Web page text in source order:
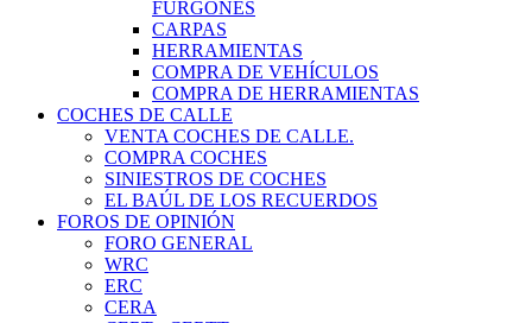
FURGONES
CARPAS
HERRAMIENTAS
COMPRA DE VEHÍCULOS
COMPRA DE HERRAMIENTAS
COCHES DE CALLE
VENTA COCHES DE CALLE.
COMPRA COCHES
SINIESTROS DE COCHES
EL BAÚL DE LOS RECUERDOS
FOROS DE OPINIÓN
FORO GENERAL
WRC
ERC
CERA